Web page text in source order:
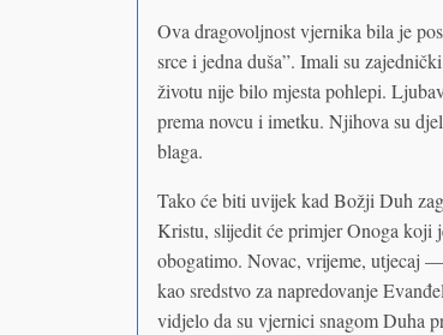
Ova dragovoljnost vjernika bila je
srce i jedna duša”. Imali su
životu nije bilo mjesta pohlepi.
prema novcu i imetku. Njihova su
blaga.
Tako će biti uvijek kad Božji Duh
Kristu, slijedit će primjer Onoga koji
obogatimo. Novac, vrijeme, utjecaj
kao sredstvo za napredovanje
vidjelo da su vjernici snagom Duha